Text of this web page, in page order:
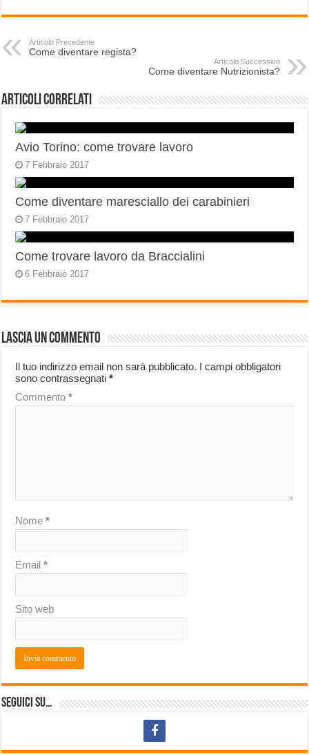
Articolo Precedente
Come diventare regista?
Articolo Successivo
Come diventare Nutrizionista?
Articoli correlati
Avio Torino: come trovare lavoro
7 Febbraio 2017
Come diventare maresciallo dei carabinieri
7 Febbraio 2017
Come trovare lavoro da Braccialini
6 Febbraio 2017
Lascia un commento
Il tuo indirizzo email non sarà pubblicato. I campi obbligatori
sono contrassegnati*
Commento*
Nome*
Email*
Sito web
Seguici su…